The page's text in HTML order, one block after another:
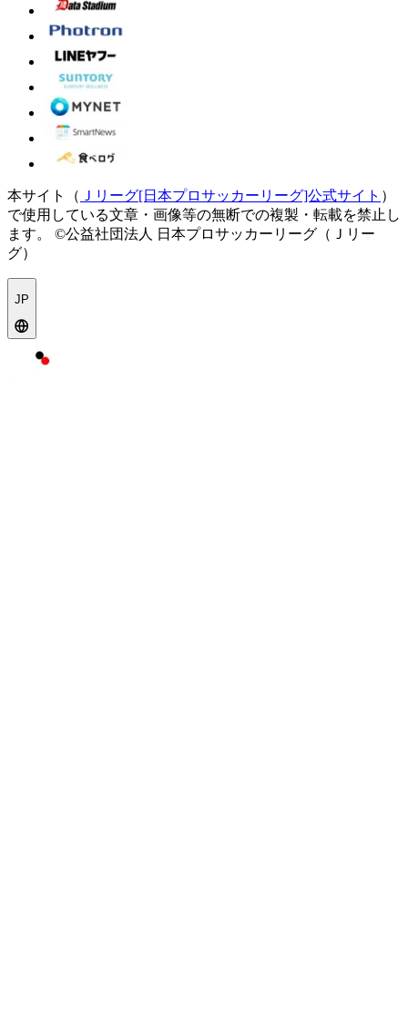
本サイト（ Ｊリーグ[日本プロサッカーリーグ]公式サイト ）
で使用している文章・画像等の無断での複製・転載を禁止し
ます。
©公益社団法人 日本プロサッカーリーグ（Ｊリー
グ）
JP